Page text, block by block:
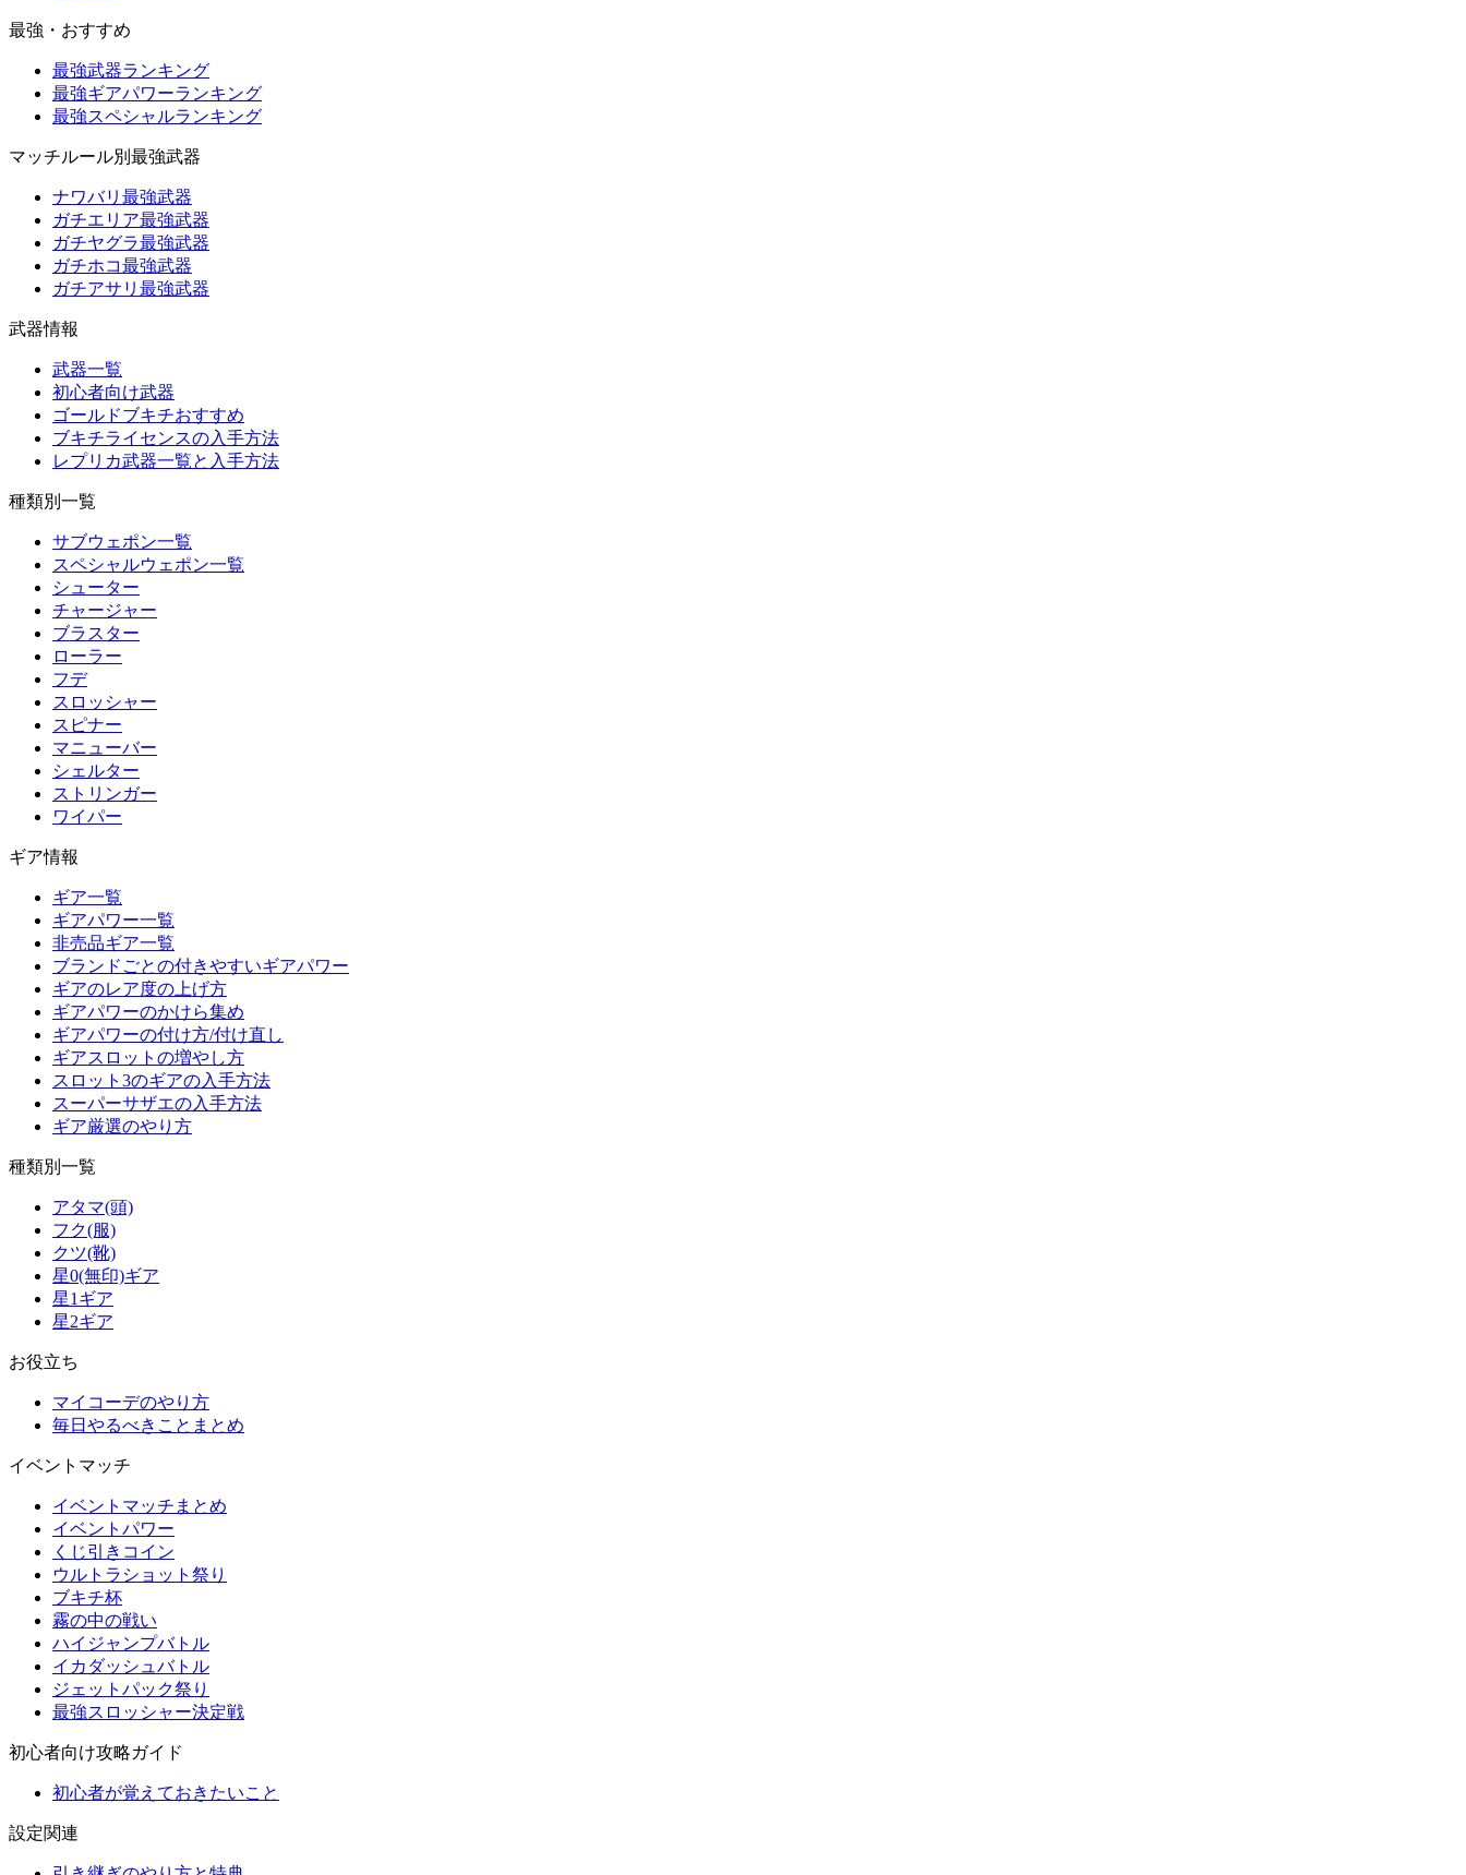
最強・おすすめ
最強武器ランキング
最強ギアパワーランキング
最強スペシャルランキング
マッチルール別最強武器
ナワバリ最強武器
ガチエリア最強武器
ガチヤグラ最強武器
ガチホコ最強武器
ガチアサリ最強武器
武器情報
武器一覧
初心者向け武器
ゴールドブキチおすすめ
ブキチライセンスの入手方法
レプリカ武器一覧と入手方法
種類別一覧
サブウェポン一覧
スペシャルウェポン一覧
シューター
チャージャー
ブラスター
ローラー
フデ
スロッシャー
スピナー
マニューバー
シェルター
ストリンガー
ワイパー
ギア情報
ギア一覧
ギアパワー一覧
非売品ギア一覧
ブランドごとの付きやすいギアパワー
ギアのレア度の上げ方
ギアパワーのかけら集め
ギアパワーの付け方/付け直し
ギアスロットの増やし方
スロット3のギアの入手方法
スーパーサザエの入手方法
ギア厳選のやり方
種類別一覧
アタマ(頭)
フク(服)
クツ(靴)
星0(無印)ギア
星1ギア
星2ギア
お役立ち
マイコーデのやり方
毎日やるべきことまとめ
イベントマッチ
イベントマッチまとめ
イベントパワー
くじ引きコイン
ウルトラショット祭り
ブキチ杯
霧の中の戦い
ハイジャンプバトル
イカダッシュバトル
ジェットパック祭り
最強スロッシャー決定戦
初心者向け攻略ガイド
初心者が覚えておきたいこと
設定関連